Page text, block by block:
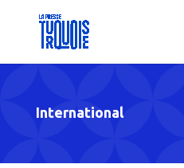
International